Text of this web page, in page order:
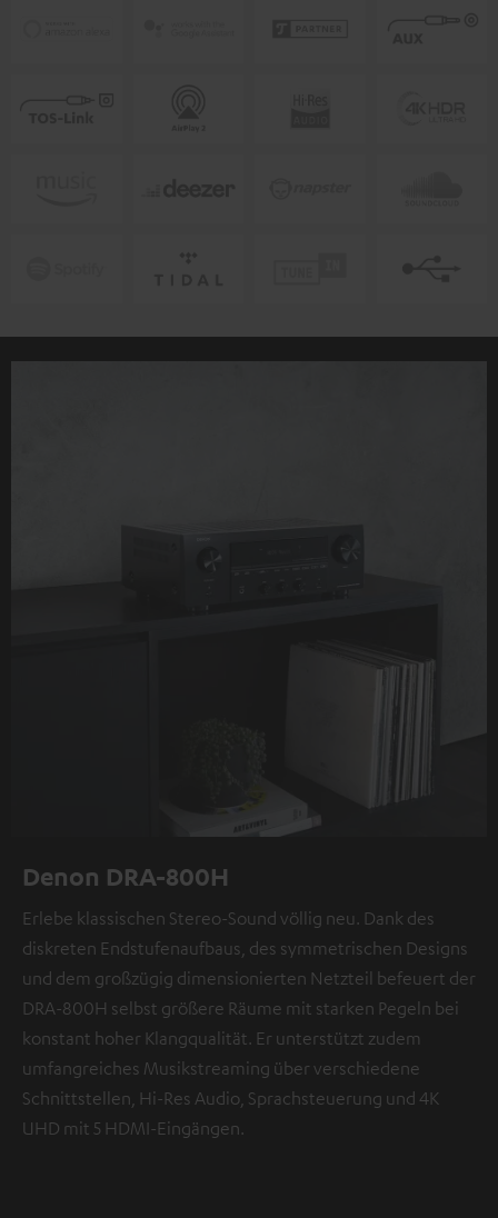
Denon DRA-800H
Erlebe klassischen Stereo-Sound völlig neu. Dank des
diskreten Endstufenaufbaus, des symmetrischen Designs
und dem großzügig dimensionierten Netzteil befeuert der
DRA-800H selbst größere Räume mit starken Pegeln bei
konstant hoher Klangqualität. Er unterstützt zudem
umfangreiches Musikstreaming über verschiedene
Schnittstellen, Hi-Res Audio, Sprachsteuerung und 4K
UHD mit 5 HDMI-Eingängen.